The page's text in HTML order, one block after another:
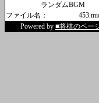
ランダムBGM
ファイル名：
Powered by ■将棋のペー